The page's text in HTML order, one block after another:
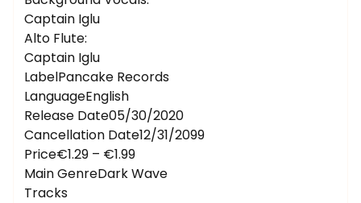
Captain Iglu
Alto Flute:
Captain Iglu
LabelPancake Records
LanguageEnglish
Release Date05/30/2020
Cancellation Date12/31/2099
Price€1.29 – €1.99
Main GenreDark Wave
Tracks